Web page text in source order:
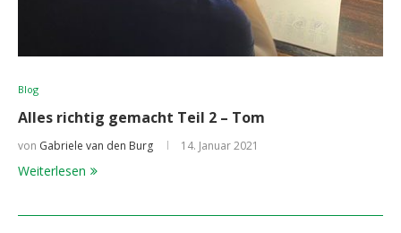
Blog
Alles richtig gemacht Teil 2 – Tom
von Gabriele van den Burg 14. Januar 2021
Weiterlesen